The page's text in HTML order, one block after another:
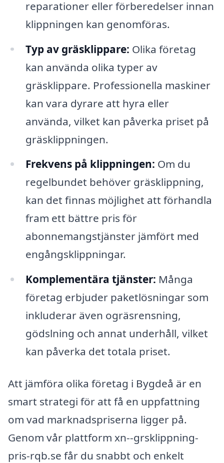
reparationer eller förberedelser innan
klippningen kan genomföras.
Typ av gräsklippare: Olika företag
kan använda olika typer av
gräsklippare. Professionella maskiner
kan vara dyrare att hyra eller
använda, vilket kan påverka priset på
gräsklippningen.
Frekvens på klippningen: Om du
regelbundet behöver gräsklippning,
kan det finnas möjlighet att förhandla
fram ett bättre pris för
abonnemangstjänster jämfört med
engångsklippningar.
Komplementära tjänster: Många
företag erbjuder paketlösningar som
inkluderar även ogräsrensning,
gödslning och annat underhåll, vilket
kan påverka det totala priset.
Att jämföra olika företag i Bygdeå är en
smart strategi för att få en uppfattning
om vad marknadspriserna ligger på.
Genom vår plattform xn--grsklippning-
pris-rqb.se får du snabbt och enkelt